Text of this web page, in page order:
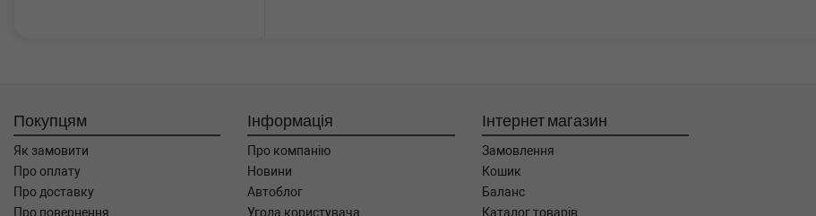
Покупцям
Як замовити
Про оплату
Про доставку
Про повернення
Інформація
Про компанію
Новини
Автоблог
Угода користувача
Інтернет магазин
Замовлення
Кошик
Баланс
Каталог товарів